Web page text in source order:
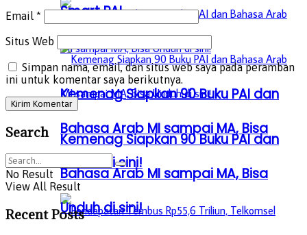
Kemenag Siapkan 90 Buku PAI dan
Bahasa Arab MI sampai MA, Bisa
Unduh di sini!
Smart PAI
Kemenag Siapkan 90 Buku PAI dan
Bahasa Arab MI sampai MA, Bisa
Unduh di sini!
Email *
Situs Web
Simpan nama, email, dan situs web saya pada peramban
ini untuk komentar saya berikutnya.
Search
No Result
View All Result
Recent Posts